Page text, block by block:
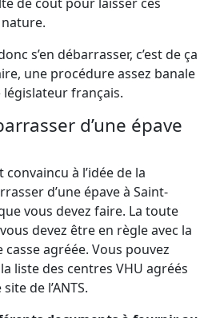
s’en débarrasser, c’est de ça
une procédure assez banale
législateur français.
d’une épave
à l’idée de la
d’une épave à Saint-
vous devez faire. La toute
devez être en règle avec la
agréée. Vous pouvez
liste des centres VHU agréés
de l’ANTS.